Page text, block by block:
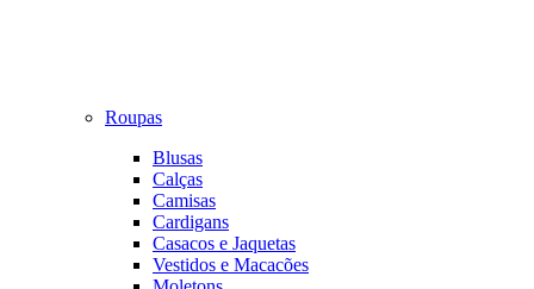
Roupas
Blusas
Calças
Camisas
Cardigans
Casacos e Jaquetas
Vestidos e Macacões